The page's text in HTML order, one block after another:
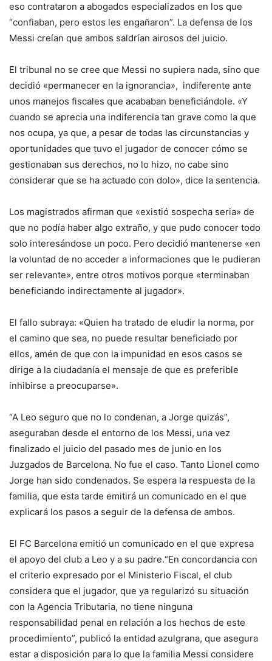
eso contrataron a abogados especializados en los que
“confiaban, pero estos les engañaron”. La defensa de los
Messi creían que ambos saldrían airosos del juicio.
El tribunal no se cree que Messi no supiera nada, sino que
decidió «permanecer en la ignorancia», indiferente ante
unos manejos fiscales que acababan beneficiándole. «Y
cuando se aprecia una indiferencia tan grave como la que
nos ocupa, ya que, a pesar de todas las circunstancias y
oportunidades que tuvo el jugador de conocer cómo se
gestionaban sus derechos, no lo hizo, no cabe sino
considerar que se ha actuado con dolo», dice la sentencia.
Los magistrados afirman que «existió sospecha seria» de
que no podía haber algo extraño, y que pudo conocer todo
solo interesándose un poco. Pero decidió mantenerse «en
la voluntad de no acceder a informaciones que le pudieran
ser relevante», entre otros motivos porque «terminaban
beneficiando indirectamente al jugador».
El fallo subraya: «Quien ha tratado de eludir la norma, por
el camino que sea, no puede resultar beneficiado por
ellos, amén de que con la impunidad en esos casos se
dirige a la ciudadanía el mensaje de que es preferible
inhibirse a preocuparse».
“A Leo seguro que no lo condenan, a Jorge quizás”,
aseguraban desde el entorno de los Messi, una vez
finalizado el juicio del pasado mes de junio en los
Juzgados de Barcelona. No fue el caso. Tanto Lionel como
Jorge han sido condenados. Se espera la respuesta de la
familia, que esta tarde emitirá un comunicado en el que
explicará los pasos a seguir de la defensa de ambos.
El FC Barcelona emitió un comunicado en el que expresa
el apoyo del club a Leo y a su padre.“En concordancia con
el criterio expresado por el Ministerio Fiscal, el club
considera que el jugador, que ya regularizó su situación
con la Agencia Tributaria, no tiene ninguna
responsabilidad penal en relación a los hechos de este
procedimiento”, publicó la entidad azulgrana, que asegura
estar a disposición para lo que la familia Messi considere